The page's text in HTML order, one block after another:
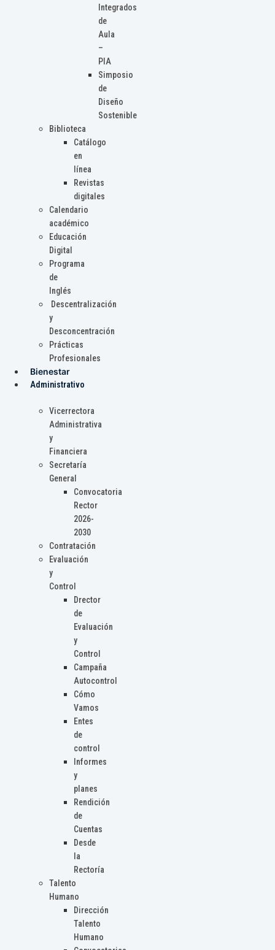
Integrados
de
Aula
–
PIA
Simposio
de
Diseño
Sostenible
Biblioteca
Catálogo
en
línea
Revistas
digitales
Calendario
académico
Educación
Digital
Programa
de
Inglés
Descentralización
y
Desconcentración
Prácticas
Profesionales
Bienestar
Administrativo
Vicerrectora
Administrativa
y
Financiera
Secretaría
General
Convocatoria
Rector
2026-
2030
Contratación
Evaluación
y
Control
Drector
de
Evaluación
y
Control
Campaña
Autocontrol
Cómo
Vamos
Entes
de
control
Informes
y
planes
Rendición
de
Cuentas
Desde
la
Rectoría
Talento
Humano
Dirección
Talento
Humano